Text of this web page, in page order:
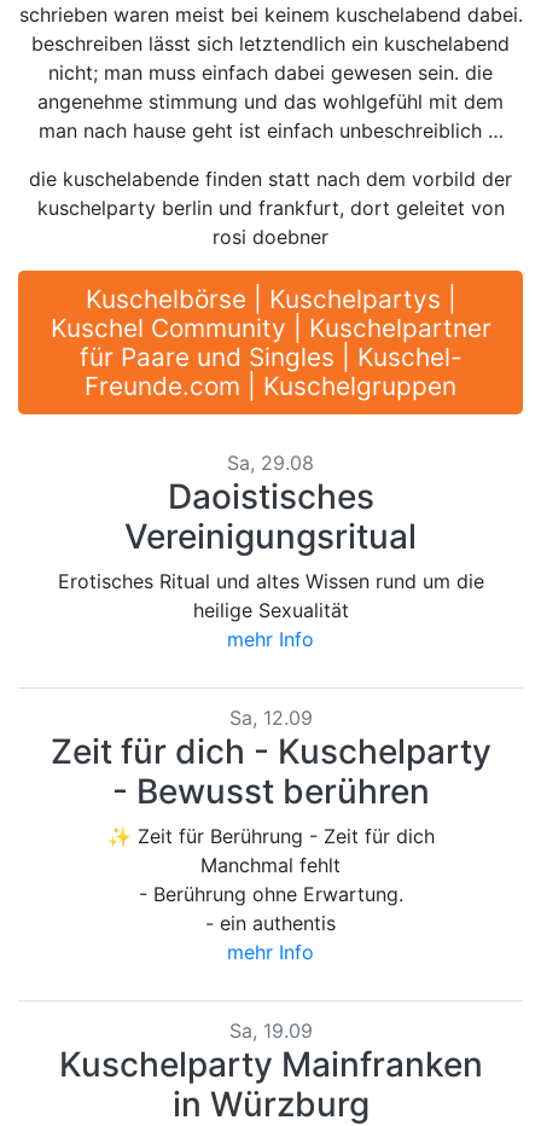
schrieben waren meist bei keinem kuschelabend dabei.
beschreiben lässt sich letztendlich ein kuschelabend
nicht; man muss einfach dabei gewesen sein. die
angenehme stimmung und das wohlgefühl mit dem
man nach hause geht ist einfach unbeschreiblich …
die kuschelabende finden statt nach dem vorbild der
kuschelparty berlin und frankfurt, dort geleitet von
rosi doebner
Kuschelbörse | Kuschelpartys |
Kuschel Community | Kuschelpartner
für Paare und Singles | Kuschel-
Freunde.com | Kuschelgruppen
Sa, 29.08
Daoistisches
Vereinigungsritual
Erotisches Ritual und altes Wissen rund um die
heilige Sexualität
mehr Info
Sa, 12.09
Zeit für dich - Kuschelparty
- Bewusst berühren
✨ Zeit für Berührung - Zeit für dich
Manchmal fehlt
- Berührung ohne Erwartung.
- ein authentis
mehr Info
Sa, 19.09
Kuschelparty Mainfranken
in Würzburg